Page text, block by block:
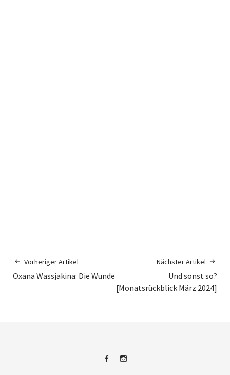
Vorheriger Artikel
Oxana Wassjakina: Die Wunde
Nächster Artikel
Und sonst so?
[Monatsrückblick März 2024]